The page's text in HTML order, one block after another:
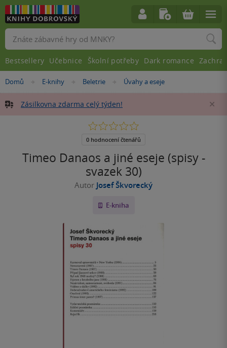
Nacházíte
zde:
Domů »
E-knihy »
Beletrie »
Úvahy a eseje
Zásilkovna zdarma celý týden!
Timeo Danaos a jiné eseje (spisy -
svazek 30)
Autor Josef Škvorecký
E-kniha
0.0
5
0 hodnocení čtenářů
Vyhledávání
Bestsellery Učebnice Školní potřeby Dark romance